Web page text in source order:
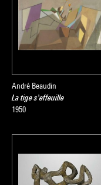
André Beaudin
La tige s'effeuille
1950